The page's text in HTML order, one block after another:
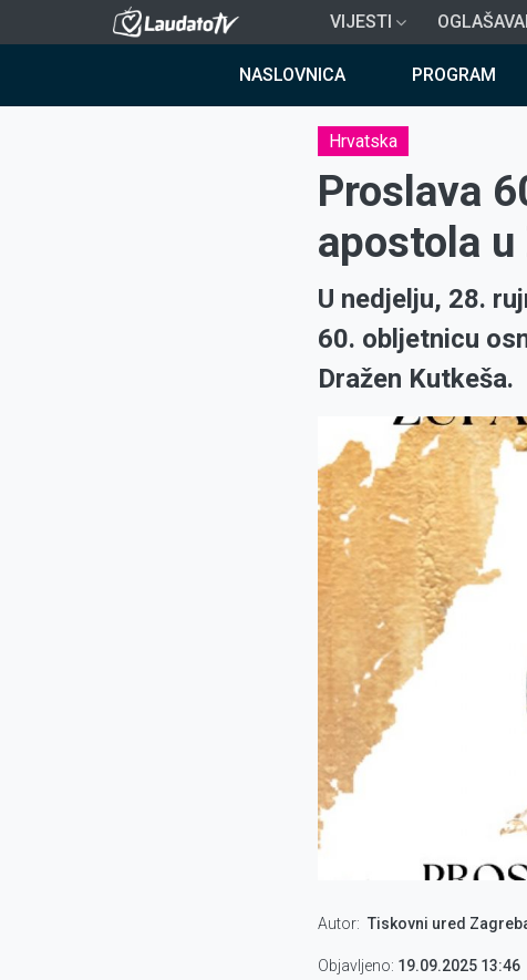
na
VIJESTI
NASLOVNICA PROGRAM
Hrvatska
Proslava
apostola
U nedjelju, 28.
60. obljetnicu
Dražen Kutkeša.
Autor Tiskovni ured
Objavljeno: 19.09.2025 13:46